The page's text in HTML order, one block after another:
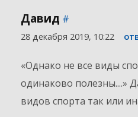
Давид #
28 декабря 2019, 10:22
«Однако не все виды
одинаково полезны....»
видов спорта так или